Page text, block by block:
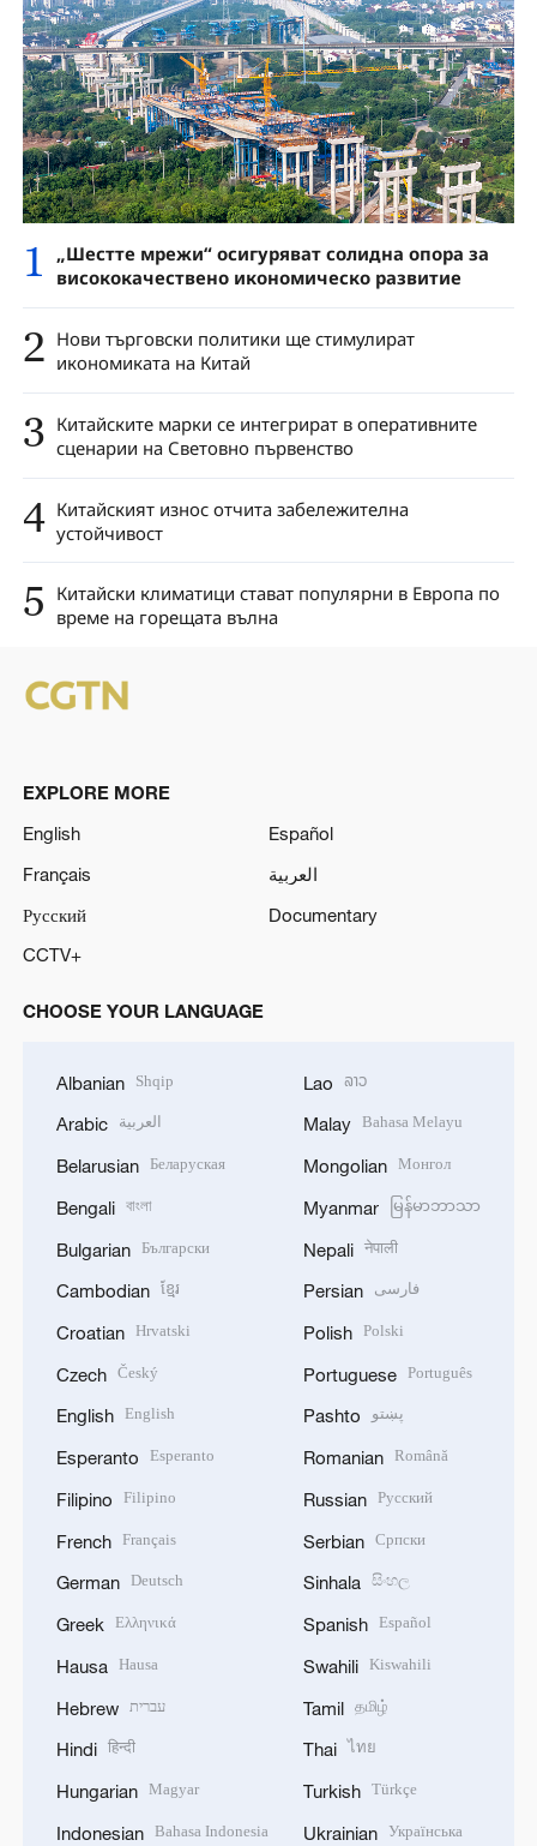
1
„Шестте мрежи“ осигуряват солидна опора за
висококачествено икономическо развитие
2 Нови търговски политики ще стимулират
икономиката на Китай
3 Китайските марки се интегрират в оперативните
сценарии на Световно първенство
4 Китайският износ отчита забележителна
устойчивост
5 Китайски климатици стават популярни в Европа по
време на горещата вълна
EXPLORE MORE
English
Español
Français
العربية
Русский
Documentary
CCTV+
CHOOSE YOUR LANGUAGE
Albanian Shqip
Arabic العربية
Belarusian Беларуская
Bengali বাংলা
Bulgarian Български
Cambodian ខ្មែរ
Croatian Hrvatski
Czech Český
English English
Esperanto Esperanto
Filipino Filipino
French Français
German Deutsch
Greek Ελληνικά
Hausa Hausa
Hebrew עברית
Hindi हिन्दी
Hungarian Magyar
Indonesian Bahasa Indonesia
Lao ລາວ
Malay Bahasa Melayu
Mongolian Монгол
Myanmar မြန်မာဘာသာ
Nepali नेपाली
Persian فارسی
Polish Polski
Portuguese Português
Pashto پښتو
Romanian Română
Russian Русский
Serbian Српски
Sinhala සිංහල
Spanish Español
Swahili Kiswahili
Tamil தமிழ்
Thai ไทย
Turkish Türkçe
Ukrainian Українська